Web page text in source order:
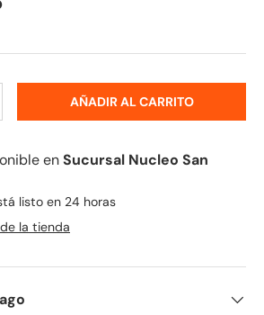
AÑADIR AL CARRITO
enSucursal Nucleo San
listo en 24 horas
la tienda